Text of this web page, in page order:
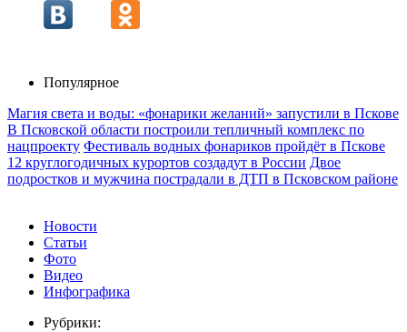
Популярное
Магия света и воды: «фонарики желаний» запустили в Пскове
В Псковской области построили тепличный комплекс по
нацпроекту Фестиваль водных фонариков пройдёт в Пскове
12 круглогодичных курортов создадут в России Двое
подростков и мужчина пострадали в ДТП в Псковском районе
Новости
Статьи
Фото
Видео
Инфографика
Рубрики: